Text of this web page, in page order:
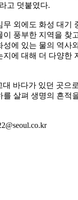
고 덧붙였다.
무 외에도 화성 대기
풍부한 지역을 찾
성에 있는 물의 역사
지에 대해 더 다양한
대 바다가 있던 곳으
를 살펴 생명의 흔적